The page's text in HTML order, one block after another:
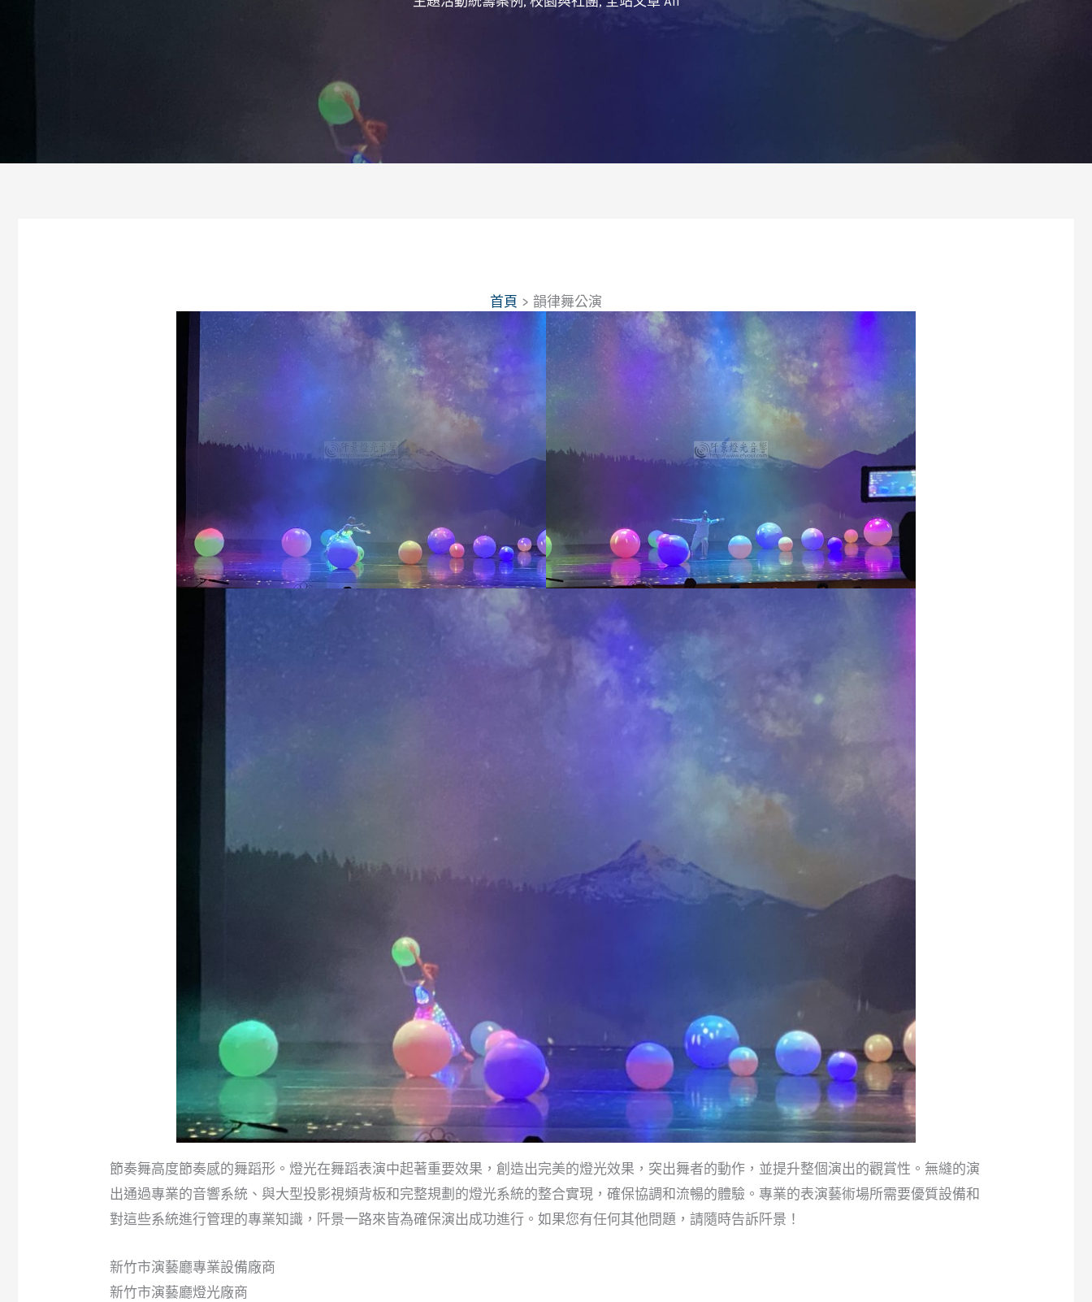
首頁 韻律舞公演
節奏舞高度節奏感的舞蹈形。燈光在舞蹈表演中起著重要效果，創造出完美的燈光效果，突出舞者的動作，並提升整個演出的觀賞性。無縫的演
出通過專業的音響系統、與大型投影視頻背板和完整規劃的燈光系統的整合實現，確保協調和流暢的體驗。專業的表演藝術場所需要優質設備和
對這些系統進行管理的專業知識，阡景一路來皆為確保演出成功進行。如果您有任何其他問題，請隨時告訴阡景！
新竹市演藝廳專業設備廠商
新竹市演藝廳燈光廠商